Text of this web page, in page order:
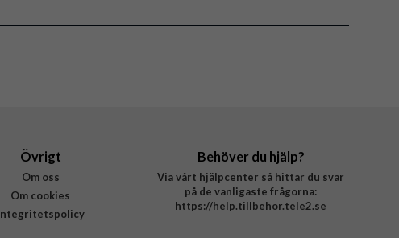
Övrigt
Om oss
Om cookies
Behöver du hjälp?
Via vårt hjälpcenter så hittar du svar
på de vanligaste frågorna:
https://help.tillbehor.tele2.se